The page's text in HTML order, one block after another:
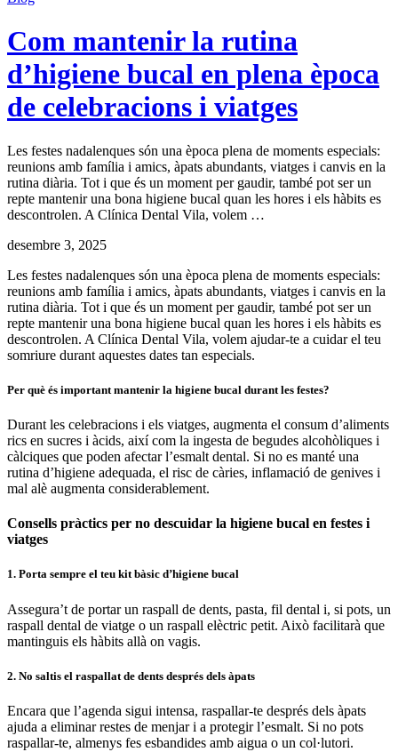
Com mantenir la rutina
d’higiene bucal en plena època
de celebracions i viatges
Les festes nadalenques són una època plena de moments especials:
reunions amb família i amics, àpats abundants, viatges i canvis en la
rutina diària. Tot i que és un moment per gaudir, també pot ser un
repte mantenir una bona higiene bucal quan les hores i els hàbits es
descontrolen. A Clínica Dental Vila, volem …
desembre 3, 2025
Les festes nadalenques són una època plena de moments especials:
reunions amb família i amics, àpats abundants, viatges i canvis en la
rutina diària. Tot i que és un moment per gaudir, també pot ser un
repte mantenir una bona higiene bucal quan les hores i els hàbits es
descontrolen. A Clínica Dental Vila, volem ajudar-te a cuidar el teu
somriure durant aquestes dates tan especials.
Per què és important mantenir la higiene bucal durant les festes?
Durant les celebracions i els viatges, augmenta el consum d’aliments
rics en sucres i àcids, així com la ingesta de begudes alcohòliques i
càlciques que poden afectar l’esmalt dental. Si no es manté una
rutina d’higiene adequada, el risc de càries, inflamació de genives i
mal alè augmenta considerablement.
Consells pràctics per no descuidar la higiene bucal en festes i
viatges
1. Porta sempre el teu kit bàsic d’higiene bucal
Assegura’t de portar un raspall de dents, pasta, fil dental i, si pots, un
raspall dental de viatge o un raspall elèctric petit. Això facilitarà que
mantinguis els hàbits allà on vagis.
2. No saltis el raspallat de dents després dels àpats
Encara que l’agenda sigui intensa, raspallar-te després dels àpats
ajuda a eliminar restes de menjar i a protegir l’esmalt. Si no pots
raspallar-te, almenys fes esbandides amb aigua o un col·lutori.